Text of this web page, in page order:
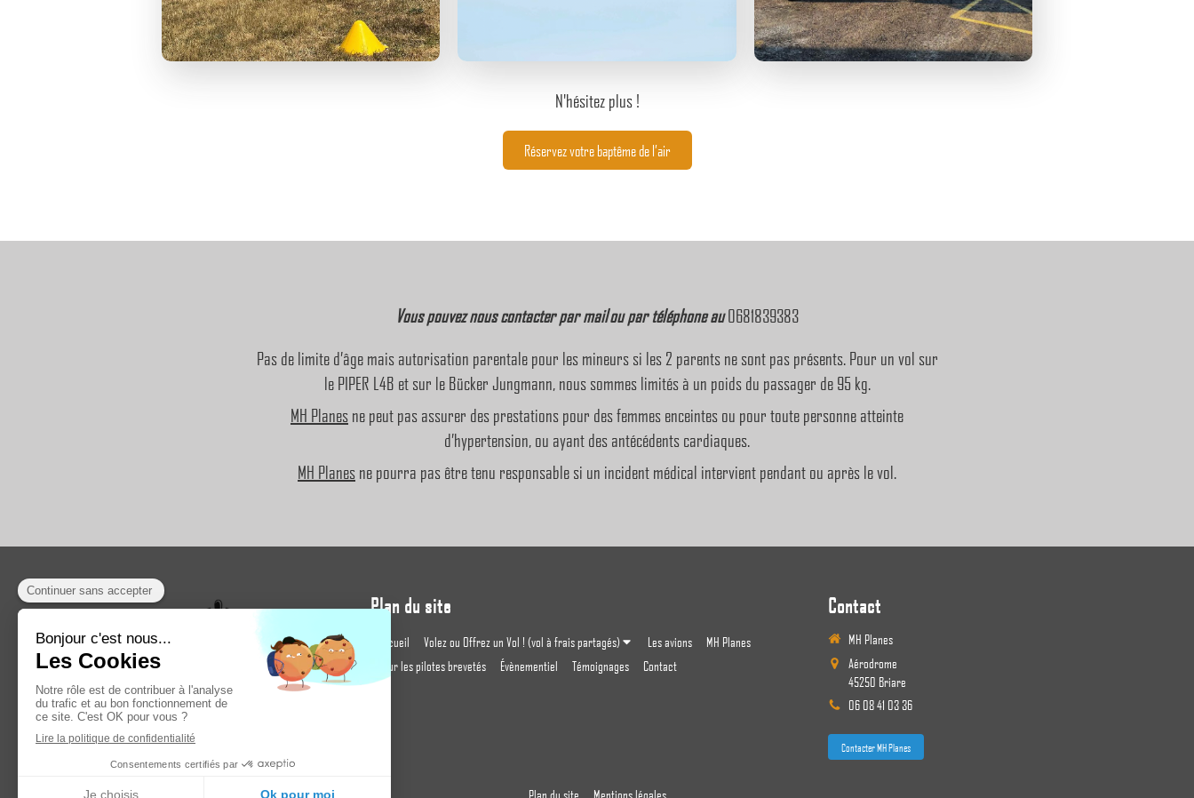
N'hésitez plus !
Réservez votre baptême de l’air
Vous pouvez nous contacter par mail ou par téléphone au0681839383
Pas de limite d’âge mais autorisation parentale pour les mineurs si les 2 parents ne sont pas présents. Pour un vol sur
le PIPER L4B et sur le Bücker Jungmann, nous sommes limités à un poids du passager de 95 kg.
MH Planes ne peut pas assurer des prestations pour des femmes enceintes ou pour toute personne atteinte
d’hypertension, ou ayant des antécédents cardiaques.
MH Planes ne pourra pas être tenu responsable si un incident médical intervient pendant ou après le vol.
Plan du site
Accueil Volez ou Offrez un Vol ! (vol à frais partagés) Les avions
MH Planes
Pour les pilotes brevetés
Évènementiel Témoignages Contact
Contact
MH Planes
Aérodrome
45250 Briare
06 08 41 03 36
Contacter MH Planes
Plan du site Mentions légales